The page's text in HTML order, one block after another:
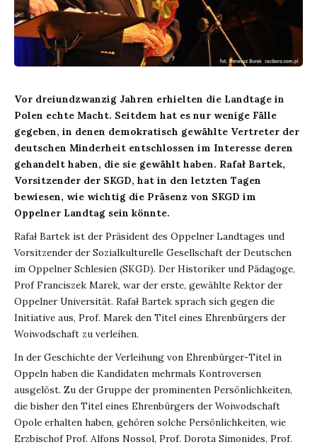
Vor dreiundzwanzig Jahren erhielten die Landtage in
Polen echte Macht. Seitdem hat es nur wenige Fälle
gegeben, in denen demokratisch gewählte Vertreter der
deutschen Minderheit entschlossen im Interesse deren
gehandelt haben, die sie gewählt haben. Rafał Bartek,
Vorsitzender der SKGD, hat in den letzten Tagen
bewiesen, wie wichtig die Präsenz von SKGD im
Oppelner Landtag sein könnte.
Rafał Bartek ist der Präsident des Oppelner Landtages und
Vorsitzender der Sozialkulturelle Gesellschaft der Deutschen
im Oppelner Schlesien (SKGD). Der Historiker und Pädagoge,
Prof Franciszek Marek, war der erste, gewählte Rektor der
Oppelner Universität. Rafał Bartek sprach sich gegen die
Initiative aus, Prof. Marek den Titel eines Ehrenbürgers der
Woiwodschaft zu verleihen.
In der Geschichte der Verleihung von Ehrenbürger-Titel in
Oppeln haben die Kandidaten mehrmals Kontroversen
ausgelöst. Zu der Gruppe der prominenten Persönlichkeiten,
die bisher den Titel eines Ehrenbürgers der Woiwodschaft
Opole erhalten haben, gehören solche Persönlichkeiten, wie
Erzbischof Prof. Alfons Nossol, Prof. Dorota Simonides, Prof.